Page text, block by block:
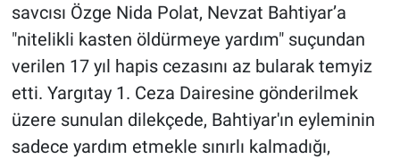
savcısı Özge Nida Polat, Nevzat Bahtiyar’a
"nitelikli kasten öldürmeye yardım" suçundan
verilen 17 yıl hapis cezasını az bularak temyiz
etti. Yargıtay 1. Ceza Dairesine gönderilmek
üzere sunulan dilekçede, Bahtiyar'ın eyleminin
sadece yardım etmekle sınırlı kalmadığı,